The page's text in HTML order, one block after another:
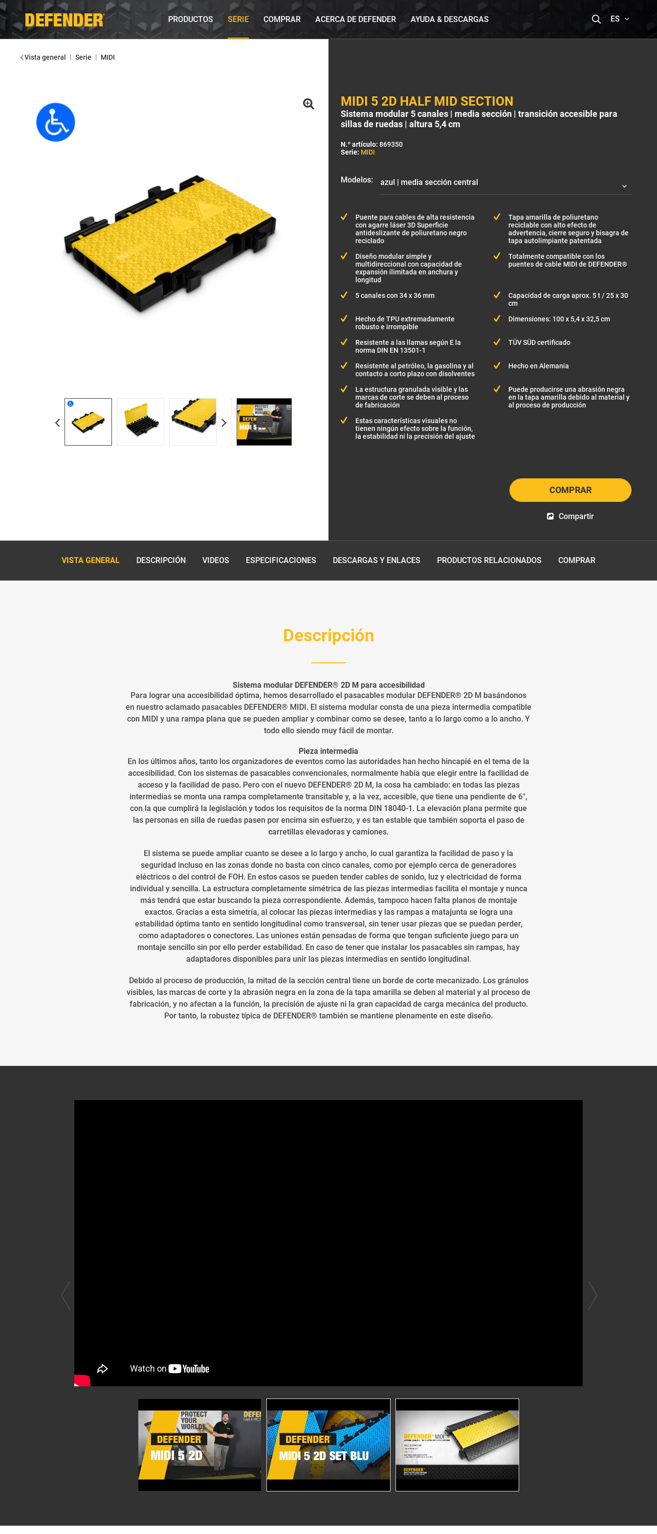
PRODUCTOS SERIE COMPRAR ACERCA DE DEFENDER AYUDA & DESCARGAS ES
Vista general | Serie | MIDI
MIDI 5 2D HALF MID SECTION
Sistema modular 5 canales | media sección | transición accesible para
sillas de ruedas | altura 5,4 cm
N.º artículo: 869350
Serie: MIDI
Modelos:
Puente para cables de alta resistencia
con agarre láser 3D Superficie
antideslizante de poliuretano negro
reciclado
Tapa amarilla de poliuretano
reciclable con alto efecto de
advertencia, cierre seguro y bisagra de
tapa autolimpiante patentada
Diseño modular simple y
multidireccional con capacidad de
expansión ilimitada en anchura y
longitud
Totalmente compatible con los
puentes de cable MIDI de DEFENDER®
5 canales con 34 x 36 mm
Capacidad de carga aprox. 5 t / 25 x 30
cm
Hecho de TPU extremadamente
robusto e irrompible
Dimensiones: 100 x 5,4 x 32,5 cm
Resistente a las llamas según E la
norma DIN EN 13501-1
TÜV SÜD certificado
Resistente al petróleo, la gasolina y al
contacto a corto plazo con disolventes
Hecho en Alemania
La estructura granulada visible y las
marcas de corte se deben al proceso
de fabricación
Puede producirse una abrasión negra
en la tapa amarilla debido al material y
al proceso de producción
Estas características visuales no
tienen ningún efecto sobre la función,
la estabilidad ni la precisión del ajuste
COMPRAR
Compartir
VISTA GENERAL DESCRIPCIÓN VIDEOS ESPECIFICACIONES DESCARGAS Y ENLACES PRODUCTOS RELACIONADOS COMPRAR
Descripción
Sistema modular DEFENDER® 2D M para accesibilidad
Para lograr una accesibilidad óptima, hemos desarrollado el pasacables modular DEFENDER® 2D M basándonos
en nuestro aclamado pasacables DEFENDER® MIDI. El sistema modular consta de una pieza intermedia compatible
con MIDI y una rampa plana que se pueden ampliar y combinar como se desee, tanto a lo largo como a lo ancho. Y
todo ello siendo muy fácil de montar.
Pieza intermedia
En los últimos años, tanto los organizadores de eventos como las autoridades han hecho hincapié en el tema de la
accesibilidad. Con los sistemas de pasacables convencionales, normalmente había que elegir entre la facilidad de
acceso y la facilidad de paso. Pero con el nuevo DEFENDER® 2D M, la cosa ha cambiado: en todas las piezas
intermedias se monta una rampa completamente transitable y, a la vez, accesible, que tiene una pendiente de 6°,
con la que cumplirá la legislación y todos los requisitos de la norma DIN 18040-1. La elevación plana permite que
las personas en silla de ruedas pasen por encima sin esfuerzo, y es tan estable que también soporta el paso de
carretillas elevadoras y camiones.
El sistema se puede ampliar cuanto se desee a lo largo y ancho, lo cual garantiza la facilidad de paso y la
seguridad incluso en las zonas donde no basta con cinco canales, como por ejemplo cerca de generadores
eléctricos o del control de FOH. En estos casos se pueden tender cables de sonido, luz y electricidad de forma
individual y sencilla. La estructura completamente simétrica de las piezas intermedias facilita el montaje y nunca
más tendrá que estar buscando la pieza correspondiente. Además, tampoco hacen falta planos de montaje
exactos. Gracias a esta simetría, al colocar las piezas intermedias y las rampas a matajunta se logra una
estabilidad óptima tanto en sentido longitudinal como transversal, sin tener usar piezas que se puedan perder,
como adaptadores o conectores. Las uniones están pensadas de forma que tengan suficiente juego para un
montaje sencillo sin por ello perder estabilidad. En caso de tener que instalar los pasacables sin rampas, hay
adaptadores disponibles para unir las piezas intermedias en sentido longitudinal.
Debido al proceso de producción, la mitad de la sección central tiene un borde de corte mecanizado. Los gránulos
visibles, las marcas de corte y la abrasión negra en la zona de la tapa amarilla se deben al material y al proceso de
fabricación, y no afectan a la función, la precisión de ajuste ni la gran capacidad de carga mecánica del producto.
Por tanto, la robustez típica de DEFENDER® también se mantiene plenamente en este diseño.